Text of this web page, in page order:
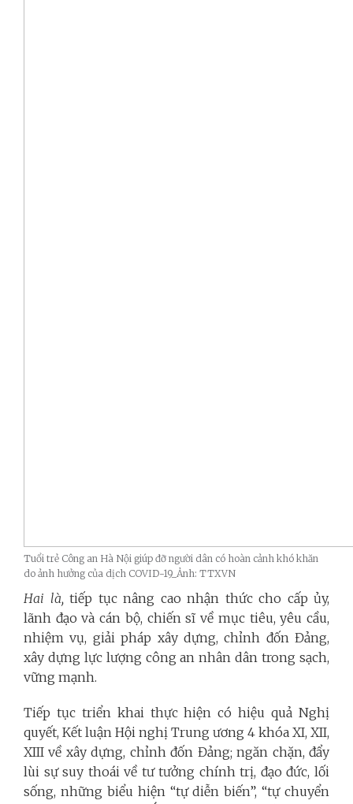
Tuổi trẻ Công an Hà Nội giúp đỡ người dân có hoàn cảnh khó khăn
do ảnh hưởng của dịch COVID-19_Ảnh: TTXVN
Hai là, tiếp tục nâng cao nhận thức cho cấp ủy,
lãnh đạo và cán bộ, chiến sĩ về mục tiêu, yêu cầu,
nhiệm vụ, giải pháp xây dựng, chỉnh đốn Đảng,
xây dựng lực lượng công an nhân dân trong sạch,
vững mạnh.
Tiếp tục triển khai thực hiện có hiệu quả Nghị
quyết, Kết luận Hội nghị Trung ương 4 khóa XI, XII,
XIII về xây dựng, chỉnh đốn Đảng; ngăn chặn, đẩy
lùi sự suy thoái về tư tưởng chính trị, đạo đức, lối
sống, những biểu hiện “tự diễn biến”, “tự chuyển